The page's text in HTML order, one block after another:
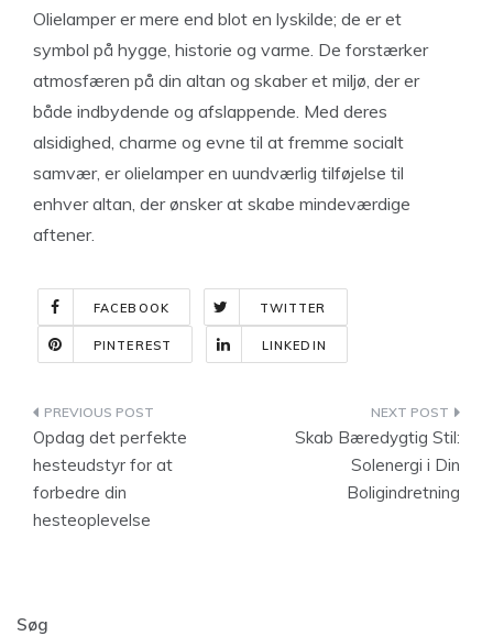
Olielamper er mere end blot en lyskilde; de er et
symbol på hygge, historie og varme. De forstærker
atmosfæren på din altan og skaber et miljø, der er
både indbydende og afslappende. Med deres
alsidighed, charme og evne til at fremme socialt
samvær, er olielamper en uundværlig tilføjelse til
enhver altan, der ønsker at skabe mindeværdige
aftener.
FACEBOOK TWITTER
PINTEREST LINKEDIN
Indlægsnavigation
Opdag det perfekte
hesteudstyr for at
forbedre din
hesteoplevelse
Skab Bæredygtig Stil:
Solenergi i Din
Boligindretning
Søg